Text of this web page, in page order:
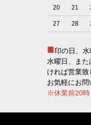
20 21
27 28
■印の日、水
水曜日、ま
ければ営業致
お気軽にお問
※休業前20時